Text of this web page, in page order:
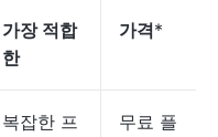
가장 적합
한
가격*
복잡한 프
무료 플